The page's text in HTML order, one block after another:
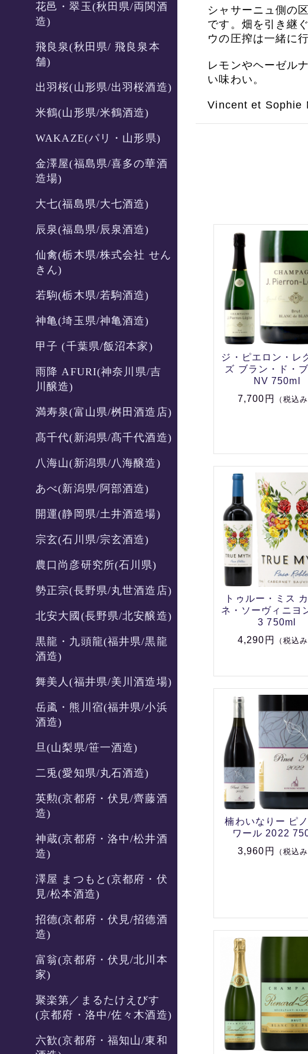
花邑・翠玉(秋田県/両関酒
造)
飛良泉(秋田県/ 飛良泉本
舗)
出羽桜(山形県/出羽桜酒造)
米鶴(山形県/米鶴酒造)
WAKAZE(パリ・山形県)
金澤屋(福島県/喜多の華酒
造場)
大七(福島県/大七酒造)
辰泉(福島県/辰泉酒造)
仙禽(栃木県/株式会社 せん
きん)
若駒(栃木県/若駒酒造)
神亀(埼玉県/神亀酒造)
甲子 (千葉県/飯沼本家)
雨降 AFURI(神奈川県/吉
川醸造)
満寿泉(富山県/桝田酒造店)
髙千代(新潟県/髙千代酒造)
八海山(新潟県/八海醸造)
あべ(新潟県/阿部酒造)
開運(静岡県/土井酒造場)
宗玄(石川県/宗玄酒造)
農口尚彦研究所(石川県)
勢正宗(長野県/丸世酒造店)
北安大國(長野県/北安醸造)
黒龍・九頭龍(福井県/黒龍
酒造)
舞美人(福井県/美川酒造場)
岳颪・熊川宿(福井県/小浜
酒造)
旦(山梨県/笹一酒造)
二兎(愛知県/丸石酒造)
英勲(京都府・伏見/齊藤酒
造)
神蔵(京都府・洛中/松井酒
造)
澤屋 まつもと(京都府・伏
見/松本酒造)
招德(京都府・伏見/招德酒
造)
富翁(京都府・伏見/北川本
家)
聚楽第／まるたけえびす
(京都府・洛中/佐々木酒造)
六歓(京都府・福知山/東和
シャサーニュ側の
です。畑を引き継ぐ
ウの圧搾は一緒に
レモンやヘーゼル
い味わい。
Vincent et Sophie
ジ・ピエロン・レ
ズ ブラン・ド・
NV 750ml
7,700円
（税込み
トゥルー・ミス
ネ・ソーヴィニヨ
3 750ml
4,290円
（税込み
楠わいなりー ピ
ワール 2022
3,960円
（税込み